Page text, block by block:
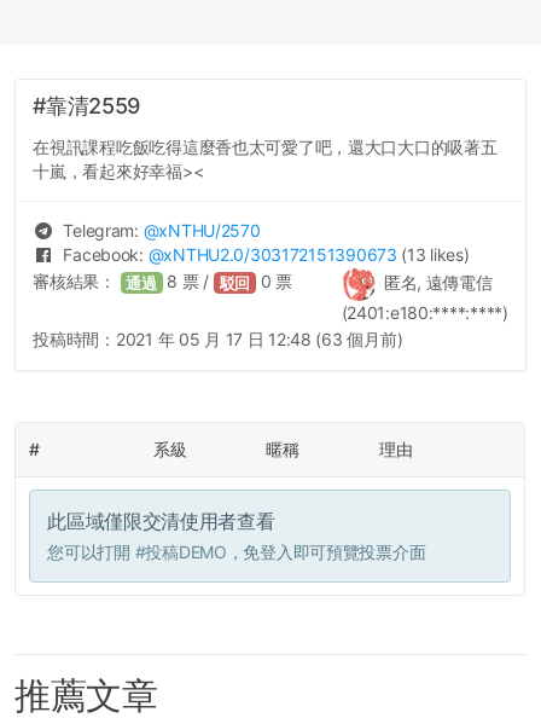
#靠清2559
在視訊課程吃飯吃得這麼香也太可愛了吧，還大口大口的吸著五
十嵐，看起來好幸福><
Telegram: @xNTHU/2570
Facebook: @xNTHU2.0/303172151390673 (13 likes)
匿名, 遠傳電信
(2401:e180:****:****)
審核結果： 通過 8 票 / 駁回 0 票
投稿時間： 2021 年 05 月 17 日 12:48 (63 個月前)
# 系級 暱稱 理由
此區域僅限交清使用者查看
您可以打開 #投稿DEMO ，免登入即可預覽投票介面
推薦文章